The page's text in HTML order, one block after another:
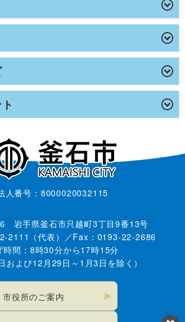
人番号：8000020032115
岩手県釜石市只越町3丁目9番13号
2111（代表）／Fax：0193-22-2686
時間：8時30分から17時15分
および12月29日～1月3日を除く）
市役所のご案内